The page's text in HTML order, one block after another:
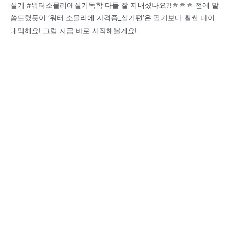
실기 #워터소믈리에실기독학 다들 잘 지내셨나요?!ㅎㅎㅎ 전에 말
씀드렸듯이 ‘워터 소믈리에 자격증_실기편’은 필기보다 훨씬 다이
내믹해요! 그럼 지금 바로 시작해볼게요!